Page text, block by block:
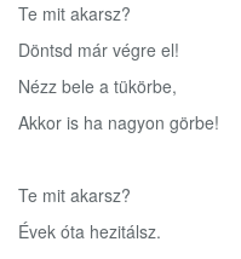
Te mit akarsz?
Döntsd már végre el!
Nézz bele a tükörbe,
Akkor is ha nagyon görbe!
Te mit akarsz?
Évek óta hezitálsz.